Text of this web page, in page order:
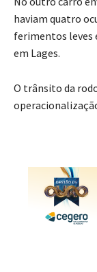
haviam quatro
ferimentos leves
em Lages.
O trânsito da